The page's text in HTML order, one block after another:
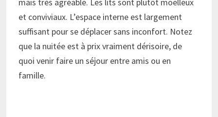
et conviviaux. L’espace interne est largement
suffisant pour se déplacer sans inconfort. Notez
que la nuitée est à prix vraiment dérisoire, de
quoi venir faire un séjour entre amis ou en
famille.